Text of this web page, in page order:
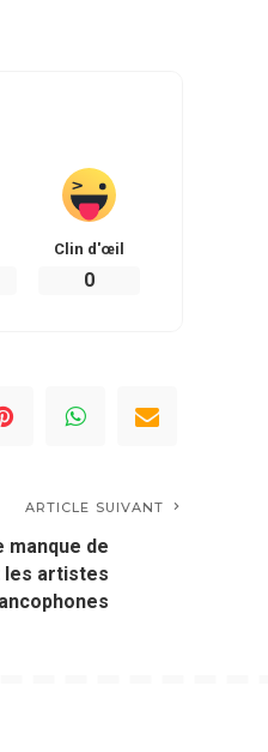
Clin d'œil
0
ARTICLE SUIVANT
manque de
artistes